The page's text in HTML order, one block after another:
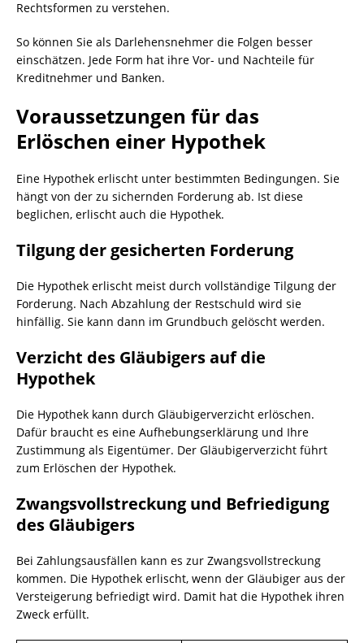
Rechtsformen zu verstehen.
So können Sie als Darlehensnehmer die Folgen besser
einschätzen. Jede Form hat ihre Vor- und Nachteile für
Kreditnehmer und Banken.
Voraussetzungen für das
Erlöschen einer Hypothek
Eine Hypothek erlischt unter bestimmten Bedingungen. Sie
hängt von der zu sichernden Forderung ab. Ist diese
beglichen, erlischt auch die Hypothek.
Tilgung der gesicherten Forderung
Die Hypothek erlischt meist durch vollständige Tilgung der
Forderung. Nach Abzahlung der Restschuld wird sie
hinfällig. Sie kann dann im Grundbuch gelöscht werden.
Verzicht des Gläubigers auf die
Hypothek
Die Hypothek kann durch Gläubigerverzicht erlöschen.
Dafür braucht es eine Aufhebungserklärung und Ihre
Zustimmung als Eigentümer. Der Gläubigerverzicht führt
zum Erlöschen der Hypothek.
Zwangsvollstreckung und Befriedigung
des Gläubigers
Bei Zahlungsausfällen kann es zur Zwangsvollstreckung
kommen. Die Hypothek erlischt, wenn der Gläubiger aus der
Versteigerung befriedigt wird. Damit hat die Hypothek ihren
Zweck erfüllt.